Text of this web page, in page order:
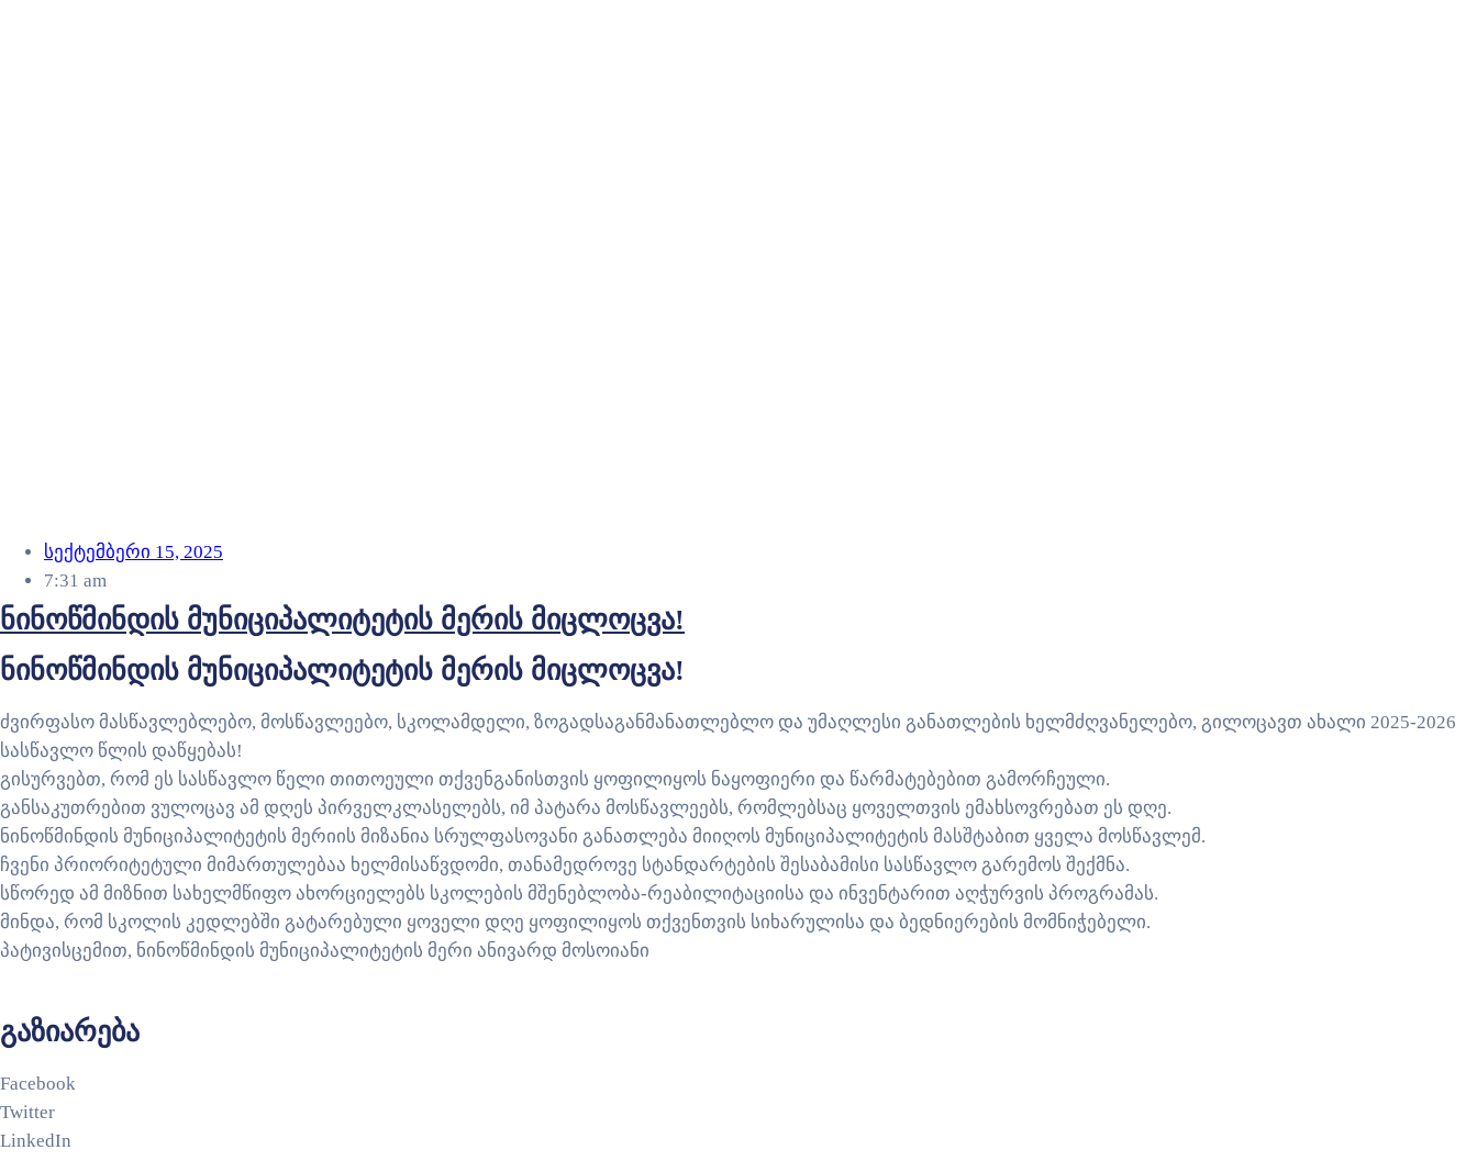
სექტემბერი 15, 2025
7:31 am
ნინოწმინდის მუნიციპალიტეტის მერის მიცლოცვა!
ნინოწმინდის მუნიციპალიტეტის მერის მიცლოცვა!
ძვირფასო მასწავლებლებო, მოსწავლეებო, სკოლამდელი, ზოგადსაგანმანათლებლო და უმაღლესი განათლების ხელმძღვანელებო, გილოცავთ ახალი 2025-2026
სასწავლო წლის დაწყებას!
გისურვებთ, რომ ეს სასწავლო წელი თითოეული თქვენგანისთვის ყოფილიყოს ნაყოფიერი და წარმატებებით გამორჩეული.
განსაკუთრებით ვულოცავ ამ დღეს პირველკლასელებს, იმ პატარა მოსწავლეებს, რომლებსაც ყოველთვის ემახსოვრებათ ეს დღე.
ნინოწმინდის მუნიციპალიტეტის მერიის მიზანია სრულფასოვანი განათლება მიიღოს მუნიციპალიტეტის მასშტაბით ყველა მოსწავლემ.
ჩვენი პრიორიტეტული მიმართულებაა ხელმისაწვდომი, თანამედროვე სტანდარტების შესაბამისი სასწავლო გარემოს შექმნა.
სწორედ ამ მიზნით სახელმწიფო ახორციელებს სკოლების მშენებლობა-რეაბილიტაციისა და ინვენტარით აღჭურვის პროგრამას.
მინდა, რომ სკოლის კედლებში გატარებული ყოველი დღე ყოფილიყოს თქვენთვის სიხარულისა და ბედნიერების მომნიჭებელი.
პატივისცემით, ნინოწმინდის მუნიციპალიტეტის მერი ანივარდ მოსოიანი
გაზიარება
Facebook
Twitter
LinkedIn